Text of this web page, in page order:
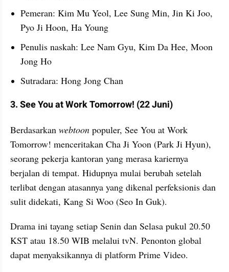
Pemeran: Kim Mu Yeol, Lee Sung Min, Jin Ki Joo,
Pyo Ji Hoon, Ha Young
Penulis naskah: Lee Nam Gyu, Kim Da Hee, Moon
Jong Ho
Sutradara: Hong Jong Chan
3. See You at Work Tomorrow! (22 Juni)
Berdasarkan webtoon populer, See You at Work
Tomorrow! menceritakan Cha Ji Yoon (Park Ji Hyun),
seorang pekerja kantoran yang merasa kariernya
berjalan di tempat. Hidupnya mulai berubah setelah
terlibat dengan atasannya yang dikenal perfeksionis dan
sulit didekati, Kang Si Woo (Seo In Guk).
Drama ini tayang setiap Senin dan Selasa pukul 20.50
KST atau 18.50 WIB melalui tvN. Penonton global
dapat menyaksikannya di platform Prime Video.